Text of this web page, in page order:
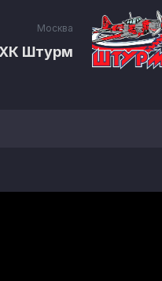
Москва
ХК Штурм